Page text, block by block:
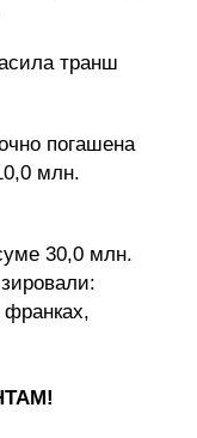
транш
погашена
млн.
30,0 млн.